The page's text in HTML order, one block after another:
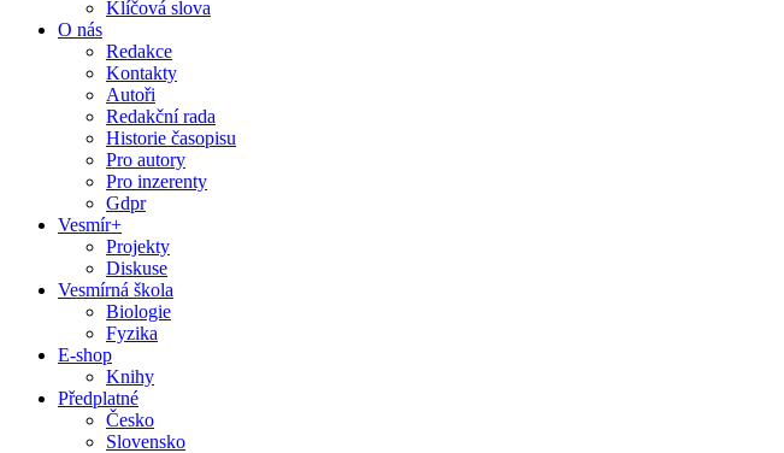
Klíčová slova
O nás
Redakce
Kontakty
Autoři
Redakční rada
Historie časopisu
Pro autory
Pro inzerenty
Gdpr
Vesmír+
Projekty
Diskuse
Vesmírná škola
Biologie
Fyzika
E-shop
Knihy
Předplatné
Česko
Slovensko